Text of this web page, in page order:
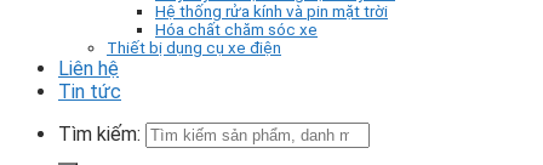
Hệ thống rửa kính và pin mặt trời
Hóa chất chăm sóc xe
Thiết bị dụng cụ xe điện
Liên hệ
Tin tức
Tìm kiếm: